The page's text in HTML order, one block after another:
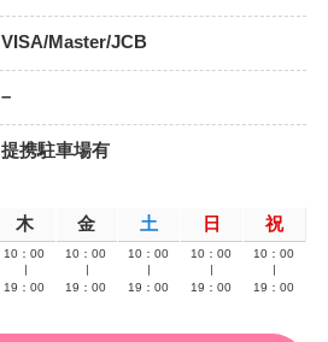
VISA/Master/JCB
–
提携駐車場有
木 金 土 日 祝
10：00
19：00
10：00
19：00
10：00
19：00
10：00
19：00
10：00
19：00